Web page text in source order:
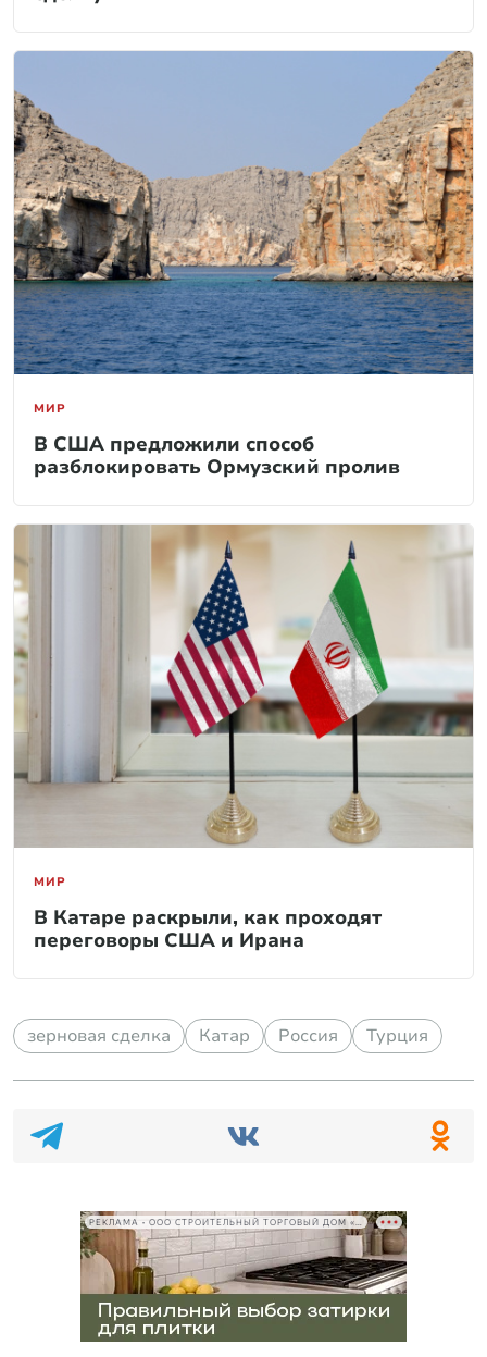
МИР
В США предложили способ
разблокировать Ормузский пролив
МИР
В Катаре раскрыли, как проходят
переговоры США и Ирана
зерновая сделка Катар Россия Турция
РЕКЛАМА • ООО СТРОИТЕЛЬНЫЙ ТОРГОВЫЙ ДОМ «ПЕТРОВИЧ», ИНН 7802348846